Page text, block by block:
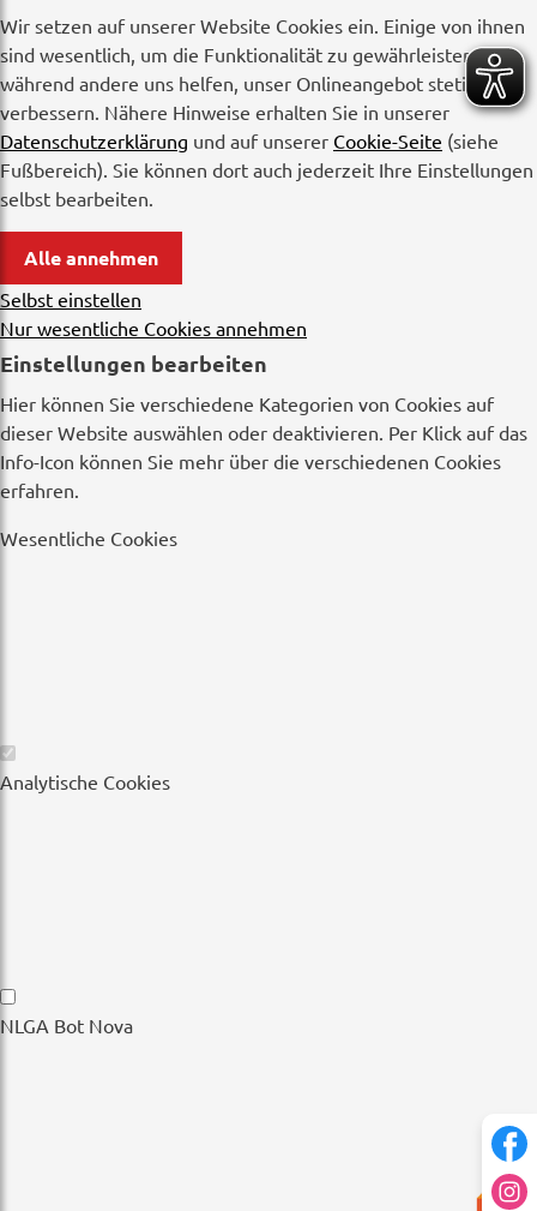
Wir setzen auf unserer Website Cookies ein. Einige von ihnen
sind wesentlich, um die Funktionalität zu gewährleisten,
während andere uns helfen, unser Onlineangebot stetig zu
verbessern. Nähere Hinweise erhalten Sie in unserer
Datenschutzerklärung und auf unserer Cookie-Seite (siehe
Fußbereich). Sie können dort auch jederzeit Ihre Einstellungen
selbst bearbeiten.
Alle annehmen
Selbst einstellen
Nur wesentliche Cookies annehmen
Einstellungen bearbeiten
Hier können Sie verschiedene Kategorien von Cookies auf
dieser Website auswählen oder deaktivieren. Per Klick auf das
Info-Icon können Sie mehr über die verschiedenen Cookies
erfahren.
Wesentliche Cookies
Wesentliche
Cookies
Analytische Cookies
Analytische
Cookies
NLGA Bot Nova